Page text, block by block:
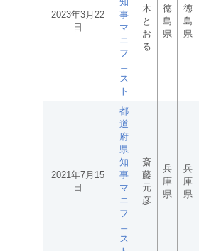
2023年3月22
日
事
マ
ニ
フ
ェ
ス
ト
木
と
お
る
徳
島
県
徳
島
県
2021年7月15
日
都
道
府
県
知
事
マ
ニ
フ
ェ
ス
斎
藤
元
彦
兵
庫
県
兵
庫
県